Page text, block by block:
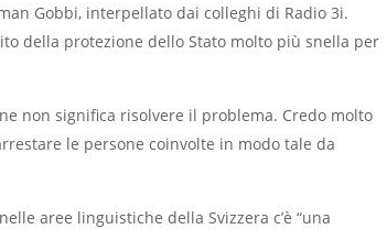
Gobbi, interpellato dai colleghi di Radio 3i.
della protezione dello Stato molto più snella per
non significa risolvere il problema. Credo molto
le persone coinvolte in modo tale da
aree linguistiche della Svizzera c’è “una